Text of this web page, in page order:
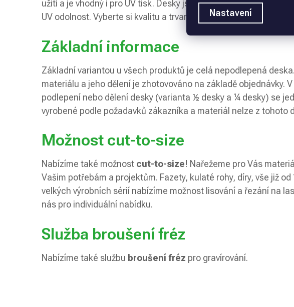
Nastavení
užití a je vhodný i pro UV tisk. Desky jsou určeny k vnitřnímu
UV odolnost. Vyberte si kvalitu a trvanlivost s našimi plastovými
Základní informace
Základní variantou u všech produktů je celá nepodlepená
materiálu a jeho dělení je zhotovováno na základě objednávky.
podlepení nebo dělení desky (varianta ½ desky a ¼ desky) se
vyrobené podle požadavků zákazníka a materiál nelze z tohoto
Možnost cut-to-size
Nabízíme také možnost cut-to-size! Nařežeme pro Vás
Vašim potřebám a projektům. Fazety, kulaté rohy, díry, vše již od
velkých výrobních sérií nabízíme možnost lisování a řezání na
nás pro individuální nabídku.
Služba broušení fréz
Nabízíme také službu broušení fréz pro gravírování.